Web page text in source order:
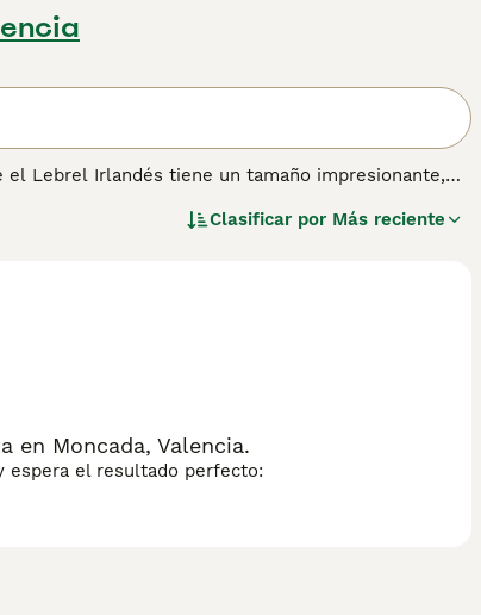
Lebrel Irlandés tiene un tamaño impresionante,
equilibrados que tienen un pelaje áspero que
sobre esta raza de perro.
Clasificar por Más reciente
en Moncada, Valencia.
espera el resultado perfecto: